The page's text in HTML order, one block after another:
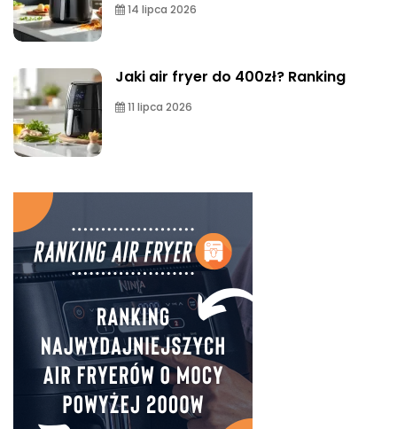
14 lipca 2026
Jaki air fryer do 400zł? Ranking
11 lipca 2026